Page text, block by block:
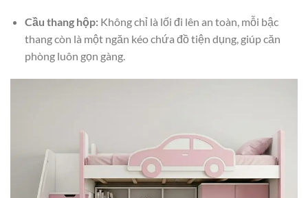
Cầu thang hộp:Không chỉ là lối đi lên an toàn, mỗi bậc
thang còn là một ngăn kéo chứa đồ tiện dụng, giúp căn
phòng luôn gọn gàng.